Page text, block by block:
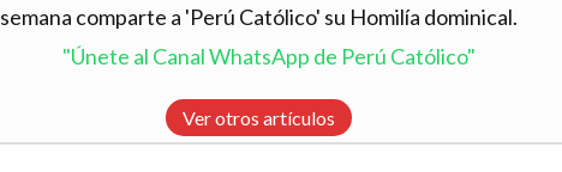
semana comparte a 'Perú Católico' su Homilía dominical.
"Únete al Canal WhatsApp de Perú Católico"
Ver otros artículos